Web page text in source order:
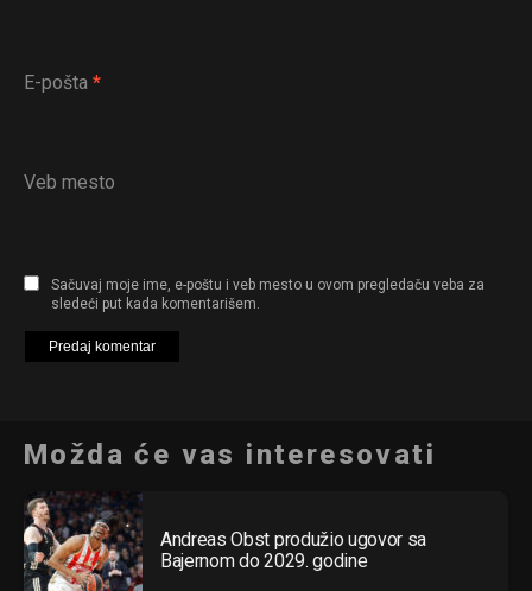
E-pošta *
Veb mesto
Sačuvaj moje ime, e-poštu i veb mesto u ovom pregledaču veba za
sledeći put kada komentarišem.
Možda će vas interesovati
Andreas Obst produžio ugovor sa
Bajernom do 2029. godine